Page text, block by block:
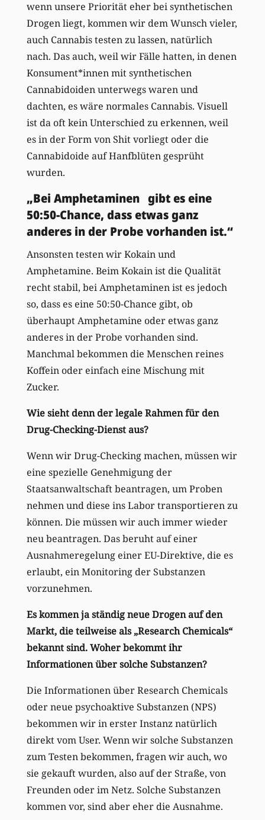
wenn unsere Priorität eher bei synthetischen
Drogen liegt, kommen wir dem Wunsch vieler,
auch Cannabis testen zu lassen, natürlich
nach. Das auch, weil wir Fälle hatten, in denen
Konsument*innen mit synthetischen
Cannabidoiden unterwegs waren und
dachten, es wäre normales Cannabis. Visuell
ist da oft kein Unterschied zu erkennen, weil
es in der Form von Shit vorliegt oder die
Cannabidoide auf Hanfblüten gesprüht
wurden.
„Bei Amphetaminen gibt es eine
50:50-Chance, dass etwas ganz
anderes in der Probe vorhanden ist.“
Ansonsten testen wir Kokain und
Amphetamine. Beim Kokain ist die Qualität
recht stabil, bei Amphetaminen ist es jedoch
so, dass es eine 50:50-Chance gibt, ob
überhaupt Amphetamine oder etwas ganz
anderes in der Probe vorhanden sind.
Manchmal bekommen die Menschen reines
Koffein oder einfach eine Mischung mit
Zucker.
Wie sieht denn der legale Rahmen für den
Drug-Checking-Dienst aus?
Wenn wir Drug-Checking machen, müssen wir
eine spezielle Genehmigung der
Staatsanwaltschaft beantragen, um Proben
nehmen und diese ins Labor transportieren zu
können. Die müssen wir auch immer wieder
neu beantragen. Das beruht auf einer
Ausnahmeregelung einer EU-Direktive, die es
erlaubt, ein Monitoring der Substanzen
vorzunehmen.
Es kommen ja ständig neue Drogen auf den
Markt, die teilweise als „Research Chemicals“
bekannt sind. Woher bekommt ihr
Informationen über solche Substanzen?
Die Informationen über Research Chemicals
oder neue psychoaktive Substanzen (NPS)
bekommen wir in erster Instanz natürlich
direkt vom User. Wenn wir solche Substanzen
zum Testen bekommen, fragen wir auch, wo
sie gekauft wurden, also auf der Straße, von
Freunden oder im Netz. Solche Substanzen
kommen vor, sind aber eher die Ausnahme.